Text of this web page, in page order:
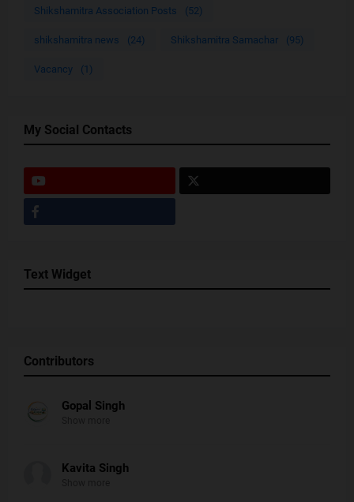
Shikshamitra Association Posts (52)
shikshamitra news (24) Shikshamitra Samachar (95)
Vacancy (1)
My Social Contacts
Text Widget
Contributors
Gopal Singh
Kavita Singh